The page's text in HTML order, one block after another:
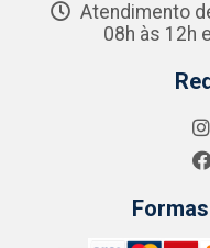
Atendimento
08h às 12h